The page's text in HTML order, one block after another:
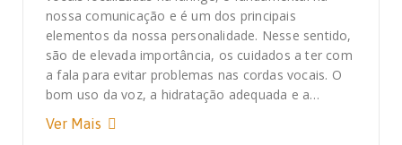
nossa comunicação e é um dos principais
elementos da nossa personalidade. Nesse sentido,
são de elevada importância, os cuidados a ter com
a fala para evitar problemas nas cordas vocais. O
bom uso da voz, a hidratação adequada e a…
Ver Mais